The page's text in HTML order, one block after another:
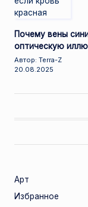
Почему вены
оптическую
Автор: Terra-Z
20.08.2025
Арт
Избранное